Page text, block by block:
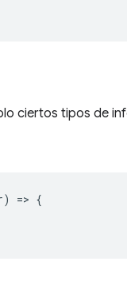
ciertos tipos de
) => {